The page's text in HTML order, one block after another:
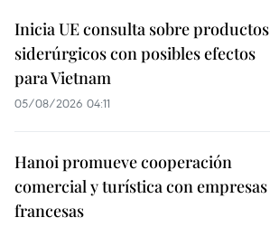
Inicia UE consulta sobre productos
siderúrgicos con posibles efectos
para Vietnam
05/08/2026 04:11
Hanoi promueve cooperación
comercial y turística con empresas
francesas